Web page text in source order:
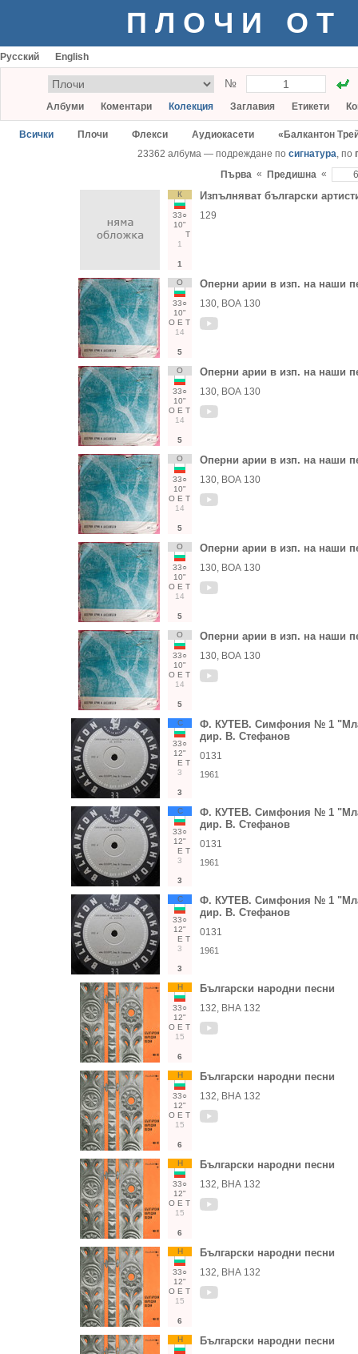
ПЛОЧИ ОТ
Русский English
№
Албуми Коментари Колекция Заглавия Етикети
Всички Плочи Флекси Аудиокасети
«Балкантон
23362 албума — подреждане по сигнатура, по
Първа « Предишна «
К
33○
10"
Т
1
1
Изпълняват български
129
О
33○
10"
О Е Т
14
5
Оперни арии в изп. на наши
130, ВОА 130
О
33○
10"
О Е Т
14
5
Оперни арии в изп. на наши
130, ВОА 130
О
33○
10"
О Е Т
14
5
Оперни арии в изп. на наши
130, ВОА 130
О
33○
10"
О Е Т
14
5
Оперни арии в изп. на наши
130, ВОА 130
О
33○
10"
О Е Т
14
5
Оперни арии в изп. на наши
130, ВОА 130
С
33○
12"
Е Т
3
3
Ф. КУТЕВ. Симфония № 1
дир. В. Стефанов
0131
1961
С
33○
12"
Е Т
3
3
Ф. КУТЕВ. Симфония № 1
дир. В. Стефанов
0131
1961
С
33○
12"
Е Т
3
3
Ф. КУТЕВ. Симфония № 1
дир. В. Стефанов
0131
1961
Н
33○
12"
О Е Т
15
6
Български народни песни
132, ВНА 132
Н
33○
12"
О Е Т
15
6
Български народни песни
132, ВНА 132
Н
33○
12"
О Е Т
15
6
Български народни песни
132, ВНА 132
Н
33○
12"
О Е Т
15
6
Български народни песни
132, ВНА 132
Н Български народни песни